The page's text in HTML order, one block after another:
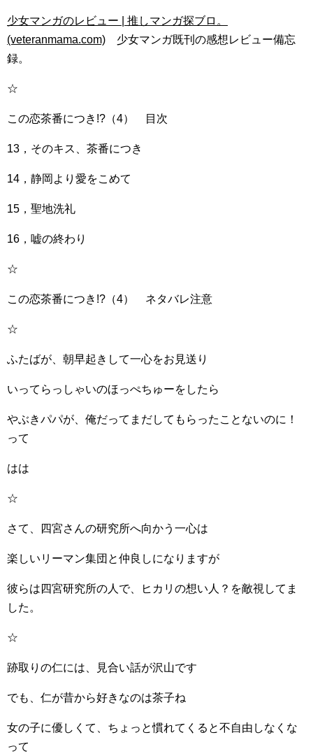
少女マンガのレビュー | 推しマンガ探ブロ。
(veteranmama.com) 少女マンガ既刊の感想レビュー備忘
録。
☆
この恋茶番につき!?（4） 目次
13，そのキス、茶番につき
14，静岡より愛をこめて
15，聖地洗礼
16，嘘の終わり
☆
この恋茶番につき!?（4） ネタバレ注意
☆
ふたばが、朝早起きして一心をお見送り
いってらっしゃいのほっぺちゅーをしたら
やぶきパパが、俺だってまだしてもらったことないのに！
って
はは
☆
さて、四宮さんの研究所へ向かう一心は
楽しいリーマン集団と仲良しになりますが
彼らは四宮研究所の人で、ヒカリの想い人？を敵視してま
した。
☆
跡取りの仁には、見合い話が沢山です
でも、仁が昔から好きなのは茶子ね
女の子に優しくて、ちょっと慣れてくると不自由しなくな
って